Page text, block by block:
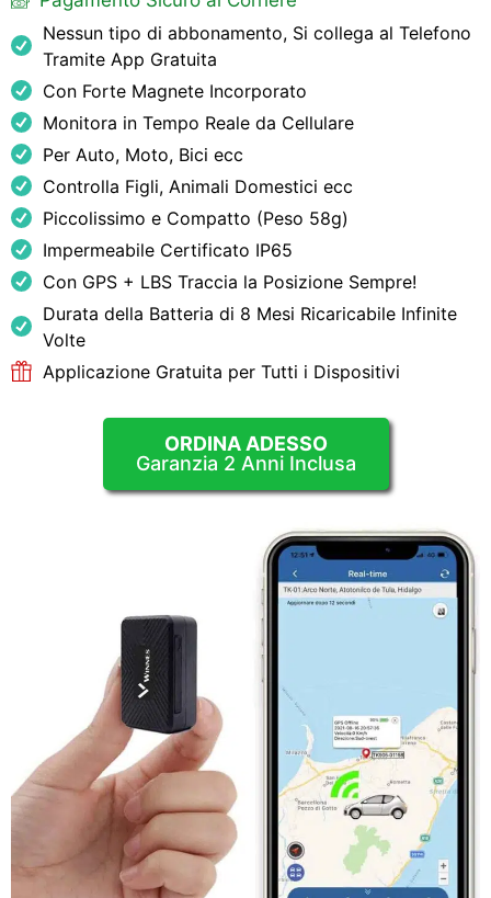
Nessun tipo di abbonamento, Si collega al Telefono
Tramite App Gratuita
Con Forte Magnete Incorporato
Monitora in Tempo Reale da Cellulare
Per Auto, Moto, Bici ecc
Controlla Figli, Animali Domestici ecc
Piccolissimo e Compatto (Peso 58g)
Impermeabile Certificato IP65
Con GPS + LBS Traccia la Posizione Sempre!
Durata della Batteria di 8 Mesi Ricaricabile Infinite
Volte
Applicazione Gratuita per Tutti i Dispositivi
ORDINA ADESSO
Garanzia 2 Anni Inclusa